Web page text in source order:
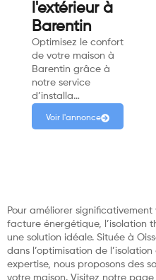
l'extérieur à
Barentin
Optimisez le confort
de votre maison à
Barentin grâce à
notre service
d’installa…
Voir l'annonce
Pour améliorer
facture énergétique, l’isolation
une solution idéale. Située à
dans l’optimisation de
expertise, nous proposons des
votre maison. Visitez notre